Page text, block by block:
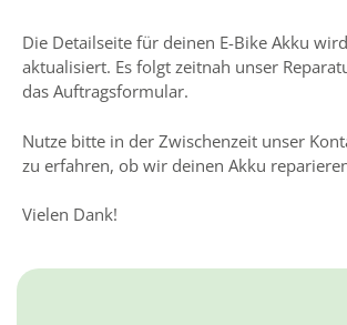
Die Detailseite für deinen E-Bike Akku
aktualisiert. Es folgt zeitnah unser
das Auftragsformular.
Nutze bitte in der Zwischenzeit unser
zu erfahren, ob wir deinen Akku
Vielen Dank!